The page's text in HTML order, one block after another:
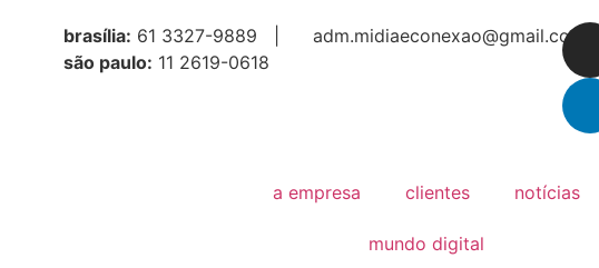
brasília: 61 3327-9889 |
são paulo: 11 2619-0618
adm.midiaeconexao@gmail.com
a empresa clientes notícias
mundo digital